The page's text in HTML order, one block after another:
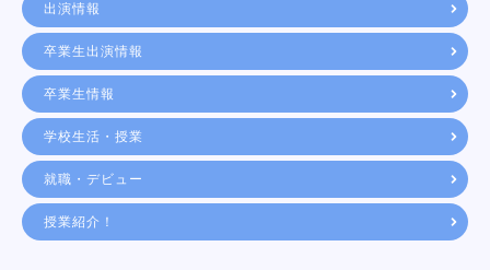
出演情報
卒業生出演情報
卒業生情報
学校生活・授業
就職・デビュー
授業紹介！